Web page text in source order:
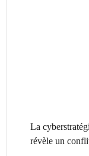
La
révèle un